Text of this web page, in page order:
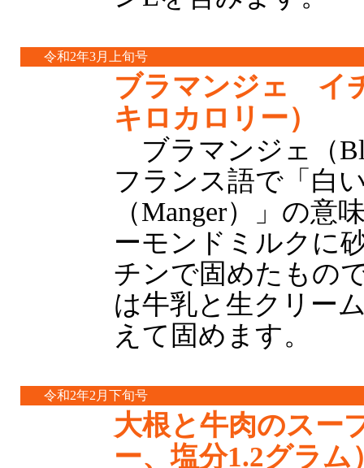
令和2年3月上旬号
ブラマンジェ イ
キロカロリー）
ブラマンジェ（
フランス語で「白
（Manger）」の意
ーモンドミルクに
チンで固めたもの
は牛乳と生クリー
えて固めます。
令和2年2月下旬号
大根と牛肉のスー
ー、塩分1.2グラム